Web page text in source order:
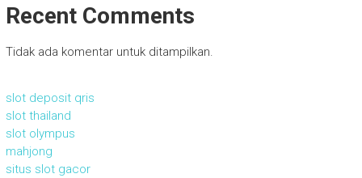
Recent Comments
Tidak ada komentar untuk ditampilkan.
slot deposit qris
slot thailand
slot olympus
mahjong
situs slot gacor